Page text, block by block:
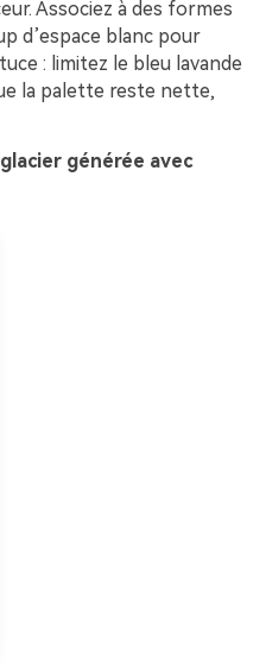
Associez à des formes
d’espace blanc pour
: limitez le bleu lavande
la palette reste nette,
générée avec